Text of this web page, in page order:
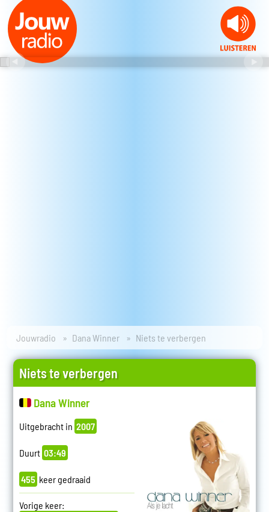
Jouwradio Dana Winner Niets te verbergen
Niets te verbergen
Dana Winner
Uitgebracht in 2007
Duurt 03:49
455 keer gedraaid
Vorige keer: